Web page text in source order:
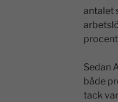
n
antalet
Sedan
både
tack